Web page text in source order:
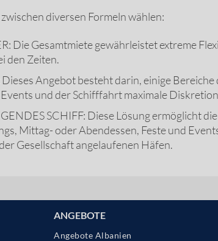
diversen Formeln wählen:
Die Gesamtmiete gewährleistet extreme
den Zeiten.
Angebot besteht darin, einige Bereiche
und der Schifffahrt maximale
SCHIFF: Diese Lösung ermöglicht
Mittag- oder Abendessen, Feste und
Gesellschaft angelaufenen Häfen.
ANGEBOTE
Angebote Albanien